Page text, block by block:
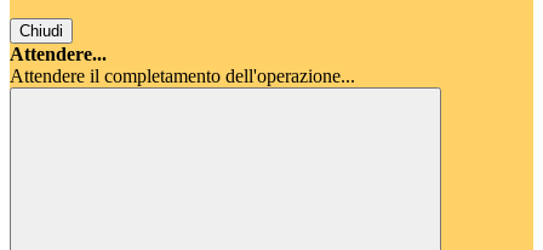
Chiudi
Attendere...
Attendere il completamento dell'operazione...